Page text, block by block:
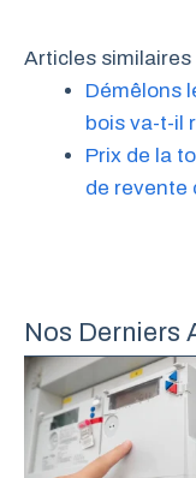
Articles similaires
Démêlons
bois va-t-il
Prix de la
de revente
Nos Derniers